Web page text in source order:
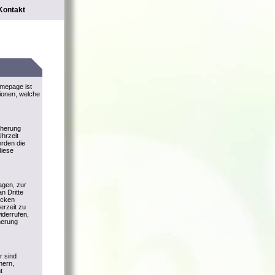
ist
welche
die
zur
Dritte
zu
sind